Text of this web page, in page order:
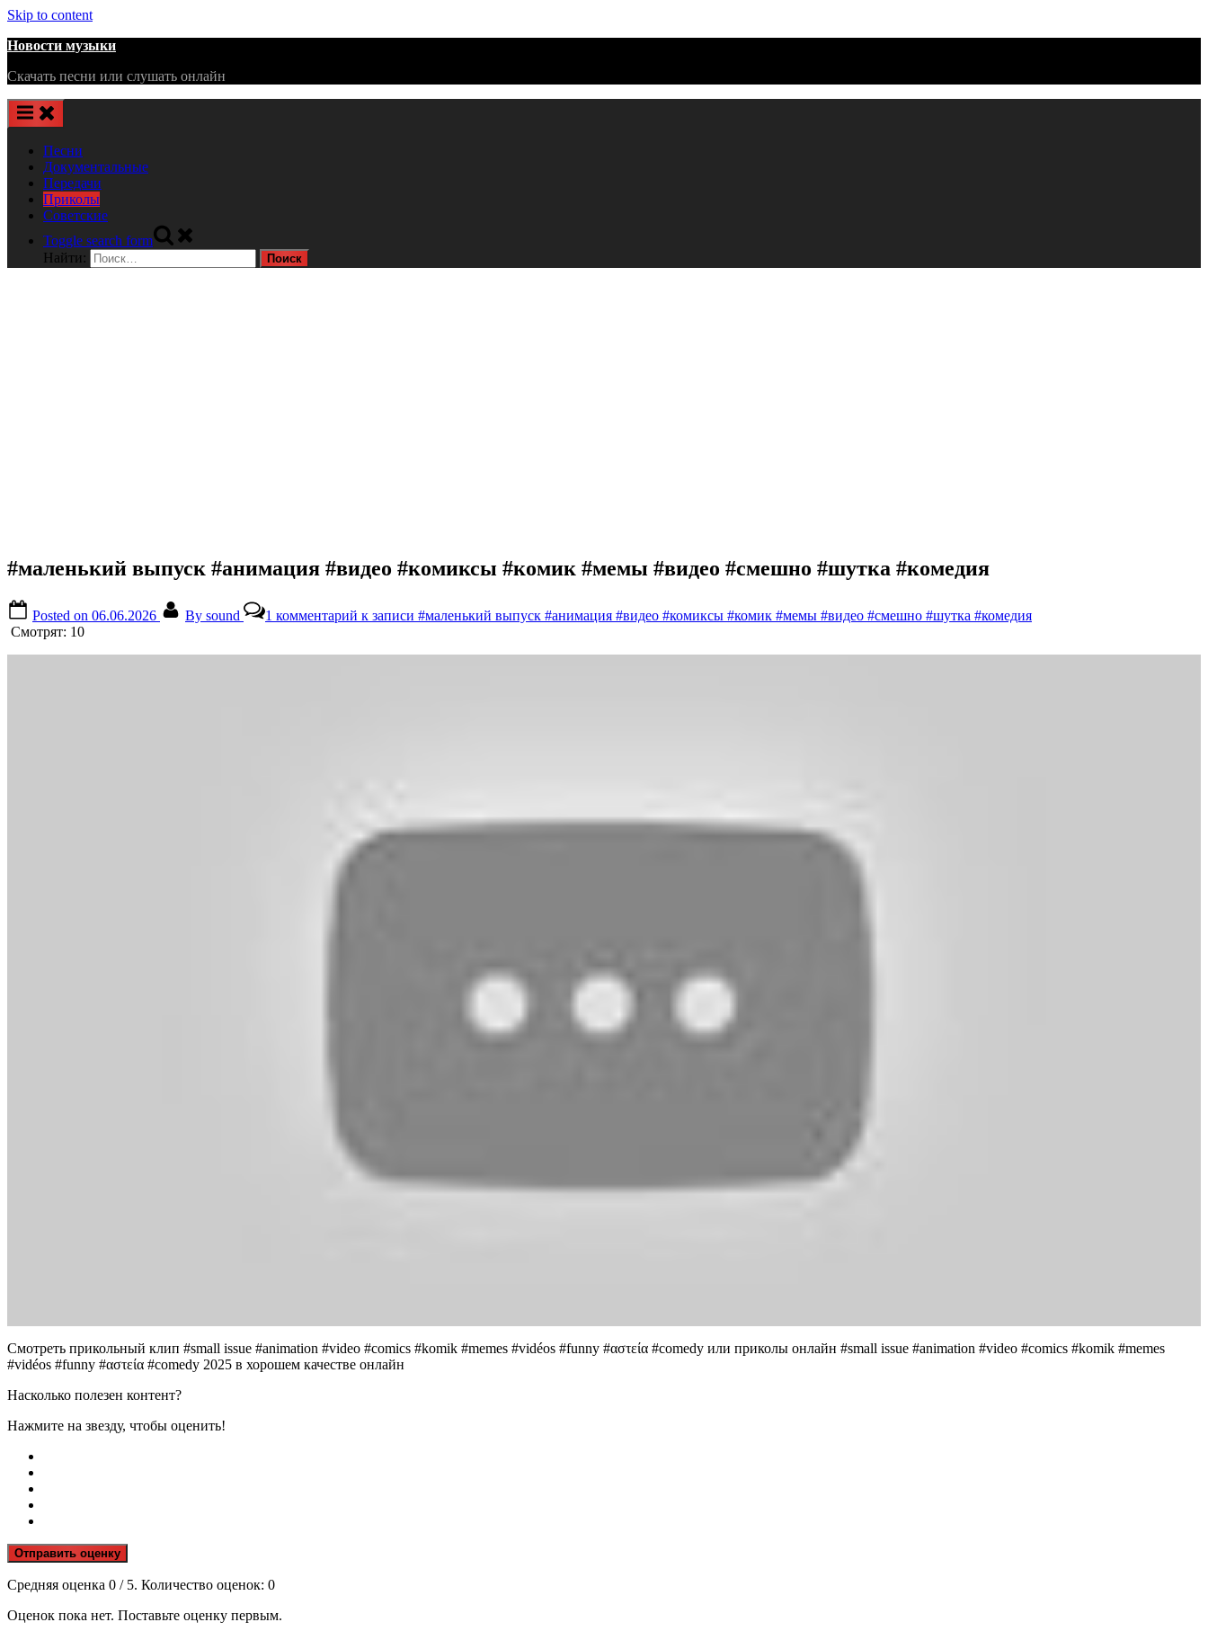
Skip to content
Новости музыки
Скачать песни или слушать онлайн
Песни
Документальные
Передачи
Приколы
Советские
Toggle search form
Найти:
#маленький выпуск #анимация #видео #комиксы #комик #мемы #видео #смешно #шутка #комедия
Posted on 06.06.2026 By sound 1 комментарий к записи #маленький выпуск #анимация #видео #комиксы #комик #мемы #видео #смешно #шутка #комедия
Смотрят: 10
Смотреть прикольный клип #small issue #animation #video #comics #komik #memes #vidéos #funny #αστεία #comedy или приколы онлайн #small issue #animation #video #comics #komik #memes
#vidéos #funny #αστεία #comedy 2025 в хорошем качестве онлайн
Насколько полезен контент?
Нажмите на звезду, чтобы оценить!
Отправить оценку
Средняя оценка 0 / 5. Количество оценок: 0
Оценок пока нет. Поставьте оценку первым.